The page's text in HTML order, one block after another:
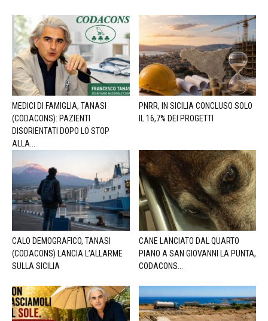
MEDICI DI FAMIGLIA, TANASI
(CODACONS): PAZIENTI
DISORIENTATI DOPO LO STOP
ALLA...
PNRR, IN SICILIA CONCLUSO SOLO
IL 16,7% DEI PROGETTI
CALO DEMOGRAFICO, TANASI
(CODACONS) LANCIA L’ALLARME
SULLA SICILIA
CANE LANCIATO DAL QUARTO
PIANO A SAN GIOVANNI LA PUNTA,
CODACONS...